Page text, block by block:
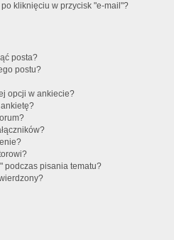
kliknięciu w przycisk "e-mail"?
posta?
postu?
opcji w ankiecie?
podczas pisania tematu?